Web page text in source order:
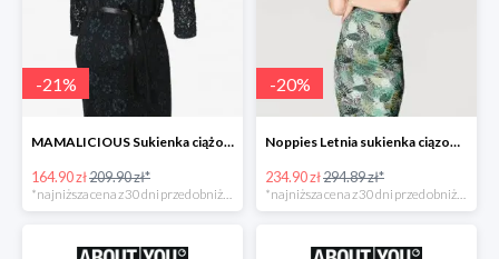
-21%
MAMALICIOUS Sukienka ciążowa -21%
164.90 zł209.90 zł*
-20%
Noppies Letnia sukienka ciązowa 'Belle' -20%
234.90 zł294.89 zł*